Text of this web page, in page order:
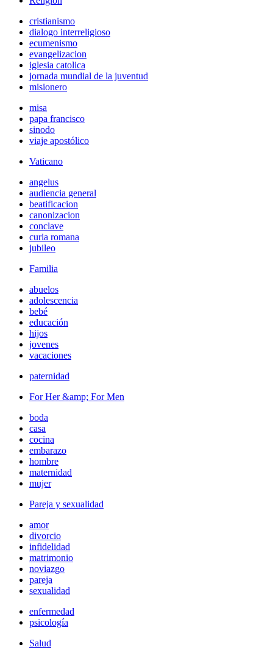
cristianismo
dialogo interreligioso
ecumenismo
evangelizacion
iglesia catolica
jornada mundial de la juventud
misionero
misa
papa francisco
sinodo
viaje apostólico
Vaticano
angelus
audiencia general
beatificacion
canonizacion
conclave
curia romana
jubileo
Familia
abuelos
adolescencia
bebé
educación
hijos
jovenes
vacaciones
paternidad
For Her &amp; For Men
boda
casa
cocina
embarazo
hombre
maternidad
mujer
Pareja y sexualidad
amor
divorcio
infidelidad
matrimonio
noviazgo
pareja
sexualidad
enfermedad
psicología
Salud